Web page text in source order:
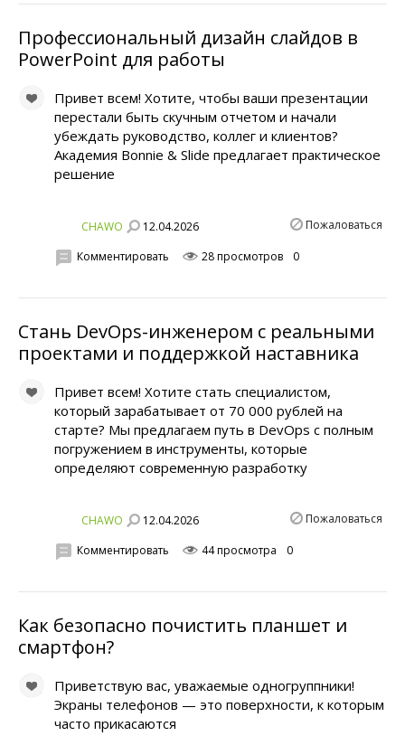
Профессиональный дизайн слайдов в
PowerPoint для работы
Привет всем! Хотите, чтобы ваши презентации
перестали быть скучным отчетом и начали
убеждать руководство, коллег и клиентов?
Академия Bonnie & Slide предлагает практическое
решение
CHAWO 12.04.2026 Пожаловаться
Комментировать 28 просмотров 0
Стань DevOps-инженером с реальными
проектами и поддержкой наставника
Привет всем! Хотите стать специалистом,
который зарабатывает от 70 000 рублей на
старте? Мы предлагаем путь в DevOps с полным
погружением в инструменты, которые
определяют современную разработку
CHAWO 12.04.2026 Пожаловаться
Комментировать 44 просмотра 0
Как безопасно почистить планшет и
смартфон?
Приветствую вас, уважаемые одногруппники!
Экраны телефонов — это поверхности, к которым
часто прикасаются